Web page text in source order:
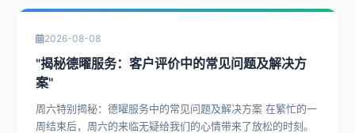
2026-08-08
"揭秘德曜服务：客户评价中的常见问题及解决方
案"
周六特别揭秘：德曜服务中的常见问题及解决方案 在繁忙的一
周结束后，周六的来临无疑给我们的心情带来了放松的时刻。